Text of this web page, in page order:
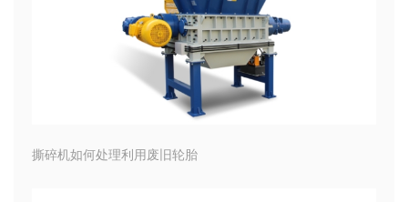
撕碎机如何处理利用废旧轮胎